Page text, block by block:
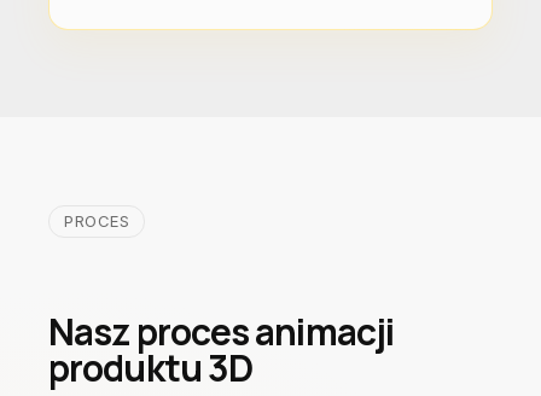
PROCES
Nasz proces animacji
produktu 3D